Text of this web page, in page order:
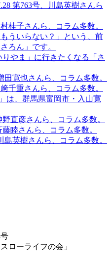
第763号、川島英樹さんら
桂子さんら、コラム多数。
ういらない？」という、前
ろん」です。
やま」に行きたくなる「さ
田寛也さんら、コラム多数。
千重さんら、コラム多数。
は、群馬県富岡市・入山寛
直彦さんら、コラム多数。
睦さんら、コラム多数。
島英樹さんら、コラム多数。
ローライフの会」